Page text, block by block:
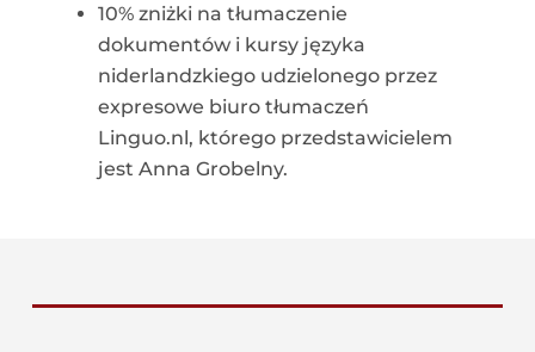
10% zniżki na tłumaczenie
dokumentów i kursy języka
niderlandzkiego udzielonego przez
expresowe biuro tłumaczeń
Linguo.nl, którego przedstawicielem
jest Anna Grobelny.